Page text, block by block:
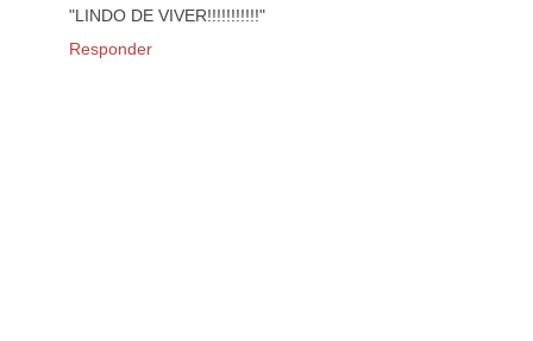
"LINDO DE VIVER!!!!!!!!!!!"
Responder